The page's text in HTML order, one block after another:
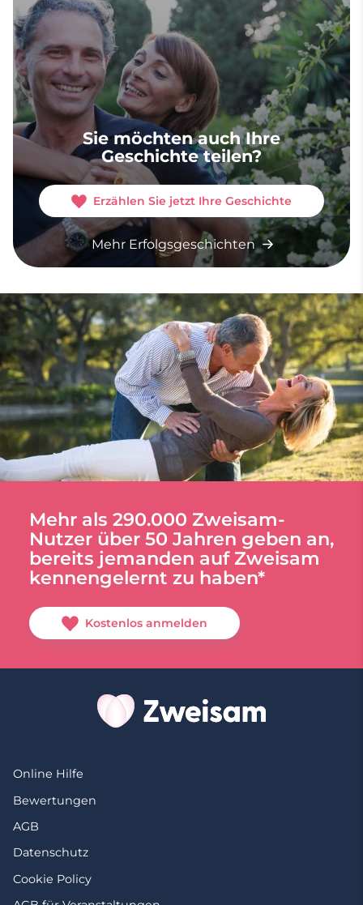
Sie möchten auch Ihre
Geschichte teilen?
Erzählen Sie jetzt Ihre Geschichte
Mehr Erfolgsgeschichten
Mehr als 290.000 Zweisam-
Nutzer über 50 Jahren geben an,
bereits jemanden auf Zweisam
kennengelernt zu haben*
Kostenlos anmelden
Online Hilfe
Bewertungen
AGB
Datenschutz
Cookie Policy